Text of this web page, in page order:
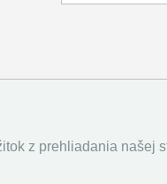
z prehliadania našej